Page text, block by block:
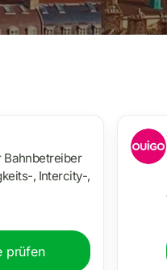
Bahnbetreiber
, Intercity-,
prüfen